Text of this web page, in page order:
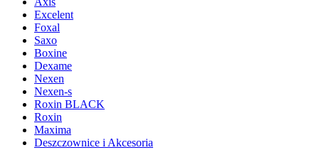
Excelent
Foxal
Saxo
Boxine
Dexame
Nexen
Nexen-s
Roxin BLACK
Roxin
Maxima
Deszczownice i Akcesoria